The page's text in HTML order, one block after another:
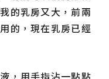
的乳房又大，前兩
的，現在乳房已經
，用手指沾一點點